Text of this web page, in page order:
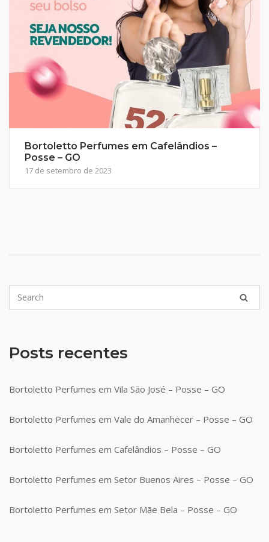
Bortoletto Perfumes em Cafelândios –
Posse – GO
17 de setembro de 2023
Posts recentes
Bortoletto Perfumes em Vila São José – Posse – GO
Bortoletto Perfumes em Vale do Amanhecer – Posse – GO
Bortoletto Perfumes em Cafelândios – Posse – GO
Bortoletto Perfumes em Setor Buenos Aires – Posse – GO
Bortoletto Perfumes em Setor Mãe Bela – Posse – GO